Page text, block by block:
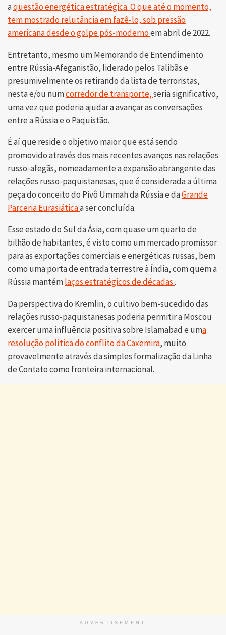
aquestão energética estratégica. O que até o momento,
tem mostrado relutância em fazê-lo, sob pressão
americana desdeo golpepós-modernoem abril de 2022.
Entretanto, mesmo um Memorando de Entendimento
entre Rússia-Afeganistão, liderado pelos Talibãs e
presumivelmente os retirando da lista de terroristas,
nesta e/ou numcorredor de transporte,seria significativo,
uma vez que poderia ajudar a avançar as conversações
entre a Rússia e o Paquistão.
É aí que reside o objetivo maior que está sendo
promovido através dos mais recentes avanços nas relações
russo-afegãs, nomeadamente a expansão abrangente das
relações russo-paquistanesas, que é considerada a última
peça do conceito do Pivô Ummah da Rússia e daGrande
Parceria Eurasiáticaa ser concluída.
Esse estado do Sul da Ásia, com quase um quarto de
bilhão de habitantes, é visto como um mercado promissor
para as exportações comerciais e energéticas russas, bem
como uma porta de entrada terrestre à Índia, com quem a
Rússia mantémlaços estratégicos de décadas.
Da perspectiva do Kremlin, o cultivo bem-sucedido das
relações russo-paquistanesas poderia permitir a Moscou
exercer uma influência positiva sobre Islamabad e uma
resolução política do conflito da Caxemira, muito
provavelmente através da simples formalização da Linha
de Contato como fronteira internacional.
ADVERTISEMENT